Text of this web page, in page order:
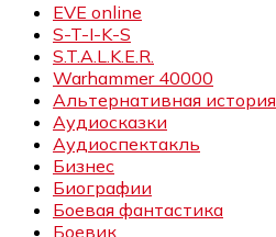
EVE online
S-T-I-K-S
S.T.A.L.K.E.R.
Warhammer 40000
Альтернативная история
Аудиосказки
Аудиоспектакль
Бизнес
Биографии
Боевая фантастика
Боевик